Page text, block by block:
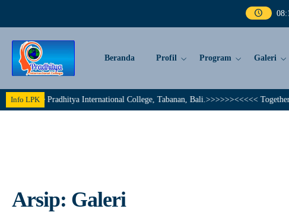
08:
Beranda Profil Program Galeri
Info LPK
Pradhitya International College, Tabanan, Bali.>>>>>><<<<< Together We
Arsip: Galeri